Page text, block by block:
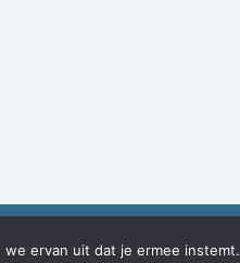
ervan uit dat je ermee instemt.